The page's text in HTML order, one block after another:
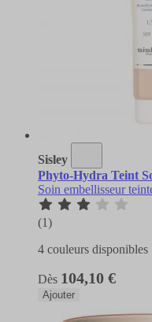
Sisley
Phyto-Hydra Teint
Soin embellisseur
(1)
4 couleurs disponibles
Dès 104,10 €
Ajouter